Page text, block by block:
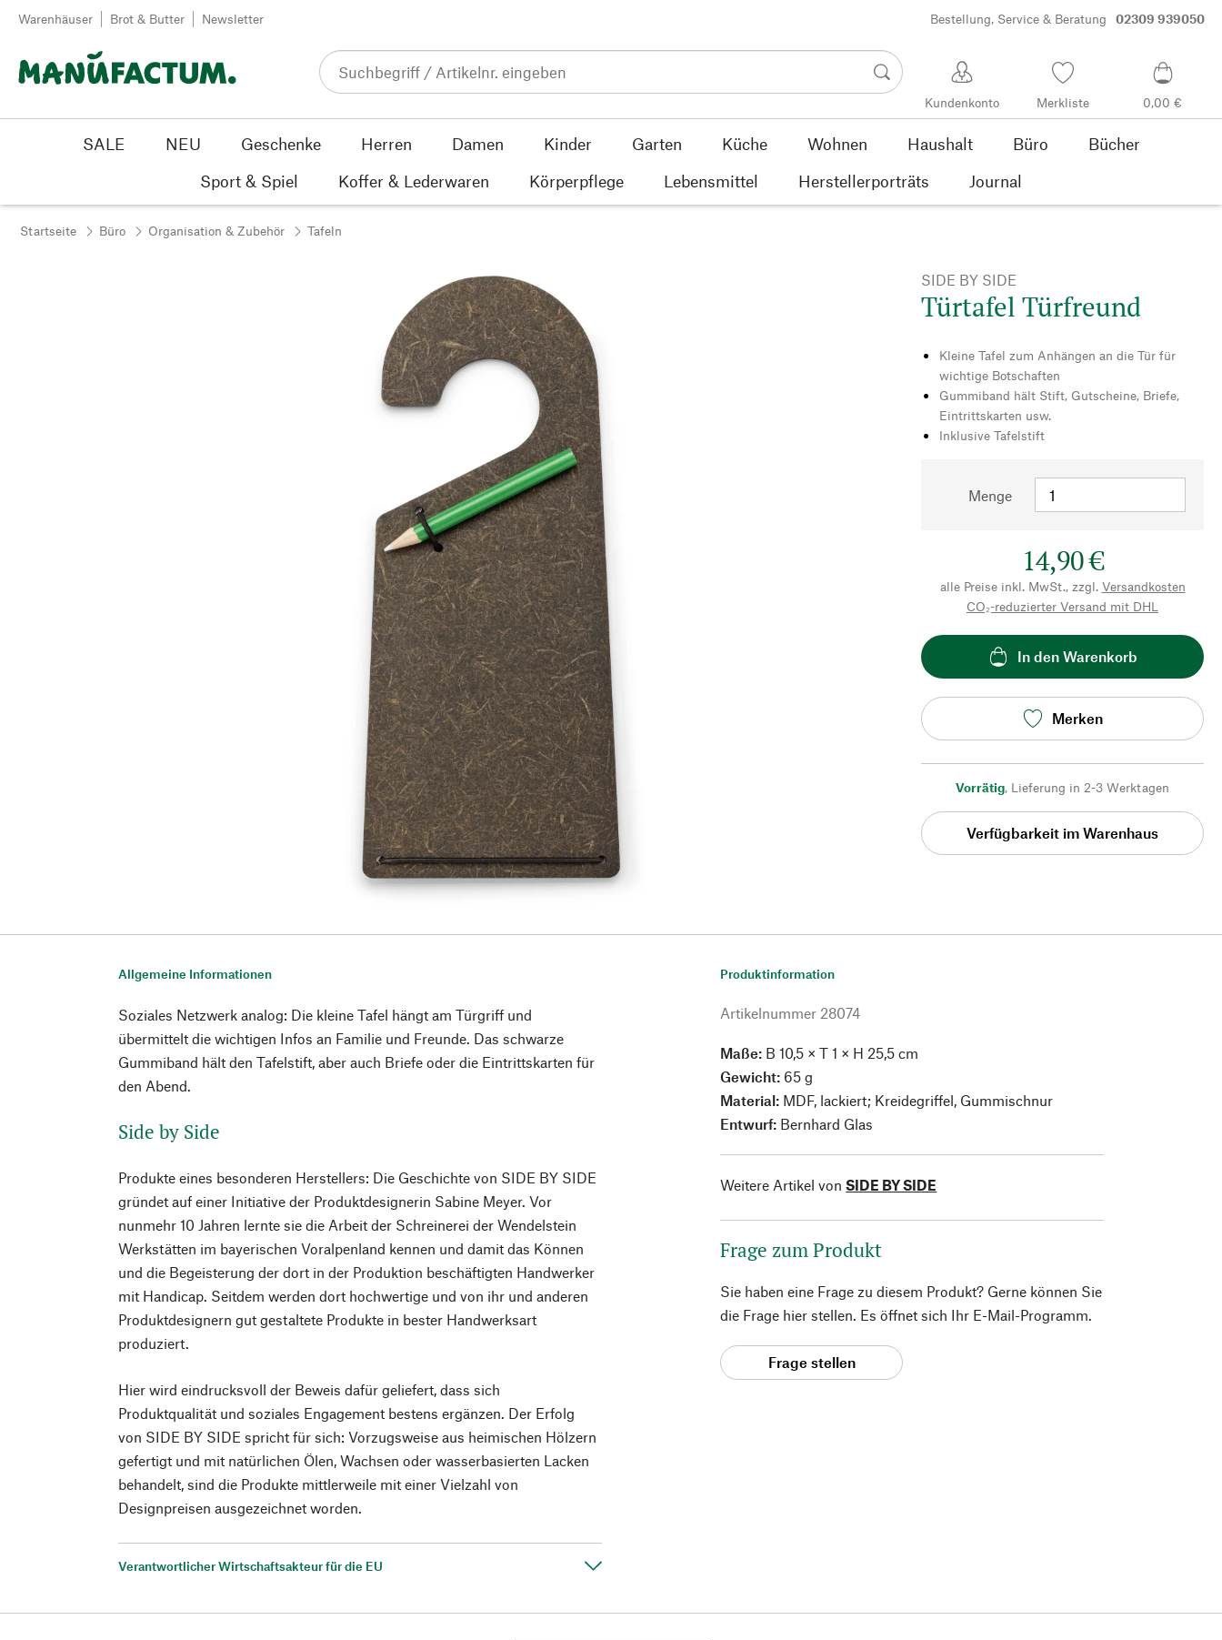
Zum Inhalt springen
Warenhäuser Brot & Butter Newsletter Bestellung, Service & Beratung 02309 939050
Kundenkonto Merkliste 0,00 €
SALE NEU Geschenke Herren Damen Kinder Garten Küche Wohnen Haushalt Büro
Bücher
Sport & Spiel
Koffer & Lederwaren Körperpflege Lebensmittel Herstellerporträts Journal
Startseite Büro Organisation & Zubehör Tafeln
SIDE BY SIDE
Türtafel Türfreund
Kleine Tafel zum Anhängen an die Tür für
wichtige Botschaften
Gummiband hält Stift, Gutscheine, Briefe,
Eintrittskarten usw.
Inklusive Tafelstift
Menge
14,90 €
alle Preise inkl. MwSt., zzgl. Versandkosten
CO₂-reduzierter Versand mit DHL
In den Warenkorb
Merken
Vorrätig, Lieferung in 2-3 Werktagen
Verfügbarkeit im Warenhaus
Allgemeine Informationen
Soziales Netzwerk analog: Die kleine Tafel hängt am Türgriff und
übermittelt die wichtigen Infos an Familie und Freunde. Das schwarze
Gummiband hält den Tafelstift, aber auch Briefe oder die Eintrittskarten für
den Abend.
Side by Side
Produkte eines besonderen Herstellers: Die Geschichte von SIDE BY SIDE
gründet auf einer Initiative der Produktdesignerin Sabine Meyer. Vor
nunmehr 10 Jahren lernte sie die Arbeit der Schreinerei der Wendelstein
Werkstätten im bayerischen Voralpenland kennen und damit das Können
und die Begeisterung der dort in der Produktion beschäftigten Handwerker
mit Handicap. Seitdem werden dort hochwertige und von ihr und anderen
Produktdesignern gut gestaltete Produkte in bester Handwerksart
produziert.
Hier wird eindrucksvoll der Beweis dafür geliefert, dass sich
Produktqualität und soziales Engagement bestens ergänzen. Der Erfolg
von SIDE BY SIDE spricht für sich: Vorzugsweise aus heimischen Hölzern
gefertigt und mit natürlichen Ölen, Wachsen oder wasserbasierten Lacken
behandelt, sind die Produkte mittlerweile mit einer Vielzahl von
Designpreisen ausgezeichnet worden.
Verantwortlicher Wirtschaftsakteur für die EU
Produktinformation
Artikelnummer 28074
Maße: B 10,5 × T 1 × H 25,5 cm
Gewicht: 65 g
Material: MDF, lackiert; Kreidegriffel, Gummischnur
Entwurf: Bernhard Glas
Weitere Artikel von SIDE BY SIDE
Frage zum Produkt
Sie haben eine Frage zu diesem Produkt? Gerne können Sie
die Frage hier stellen. Es öffnet sich Ihr E-Mail-Programm.
Frage stellen